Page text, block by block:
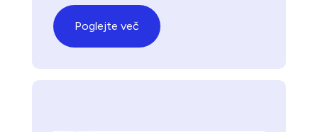
Poglejte več